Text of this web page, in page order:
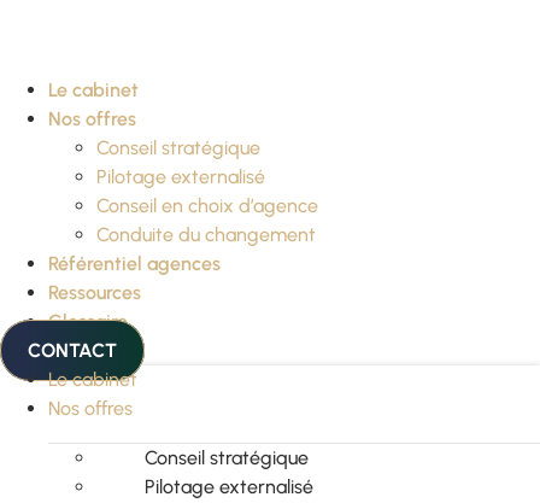
Le cabinet
Nos offres
Conseil stratégique
Pilotage externalisé
Conseil en choix d’agence
Conduite du changement
Référentiel agences
Ressources
Glossaire
CONTACT
Le cabinet
Nos offres
Conseil stratégique
Pilotage externalisé